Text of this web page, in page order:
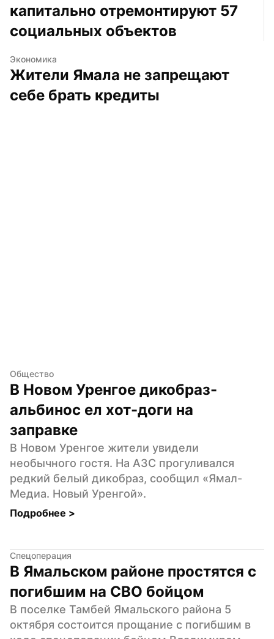
капитально отремонтируют 57
социальных объектов
Экономика
Жители Ямала не запрещают
себе брать кредиты
Общество
В Новом Уренгое дикобраз-
альбинос ел хот-доги на
заправке
В Новом Уренгое жители увидели
необычного гостя. На АЗС прогуливался
редкий белый дикобраз, сообщил «Ямал-
Медиа. Новый Уренгой».
Подробнее >
Спецоперация
В Ямальском районе простятся с
погибшим на СВО бойцом
В поселке Тамбей Ямальского района 5
октября состоится прощание с погибшим в